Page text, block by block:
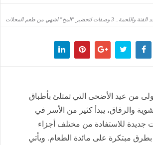
واللحمة.. 3 وصفات لتحضير "المخ" اشهي من طعم المحلات
من عيد الأضحى التي تمتلئ بأطباق
والرقاق، يبدأ كثير من الأسر في
للاستفادة من مختلف أجزاء
بطرق مبتكرة على مائدة الطعام. ويأتي